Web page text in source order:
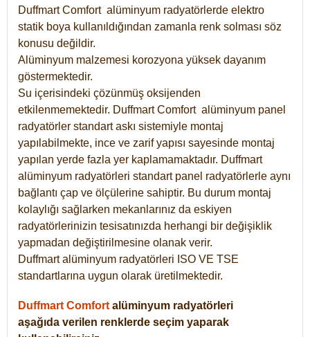
DuffmartComfort alüminyum radyatörlerde elektro
statik boya kullanıldığından zamanla renk solması söz
konusu değildir.
Alüminyum malzemesi korozyona yüksek dayanım
göstermektedir.
Su içerisindeki çözünmüş oksijenden
etkilenmemektedir. DuffmartComfort alüminyum panel
radyatörler standart askı sistemiyle montaj
yapılabilmekte, ince ve zarif yapısı sayesinde montaj
yapılan yerde fazla yer kaplamamaktadır. Duffmart
alüminyum radyatörleri standart panel radyatörlerle aynı
bağlantı çap ve ölçülerine sahiptir. Bu durum montaj
kolaylığı sağlarken mekanlarınız da eskiyen
radyatörlerinizin tesisatınızda herhangi bir değişiklik
yapmadan değiştirilmesine olanak verir.
Duffmart alüminyum radyatörleri ISO VE TSE
standartlarına uygun olarak üretilmektedir.
Duffmart Comfort alüminyum radyatörleri
aşağıda verilen renklerde seçim yaparak